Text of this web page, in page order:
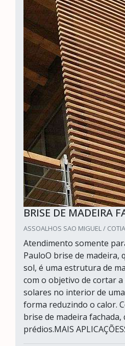
BRISE DE MADEIRA
ASSOALHOS SAO MIGUEL /
Atendimento somente
PauloO brise de madeira,
sol, é uma estrutura de
com o objetivo de cortar
solares no interior de
forma reduzindo o calor.
brise de madeira fachada,
prédios.MAIS